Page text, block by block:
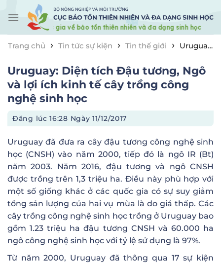
content
Trang chủ
› Tin tức sự kiện › Tin thế giới › Uruguay:
công nghệ sinh học
Uruguay: Diện tích Đậu tương, Ngô
và lợi ích kinh tế cây trồng công
nghệ sinh học
Đăng lúc16:28 Ngày 11/12/2017
Uruguay đã đưa ra cây đậu tương công nghệ sinh
học (CNSH) vào năm 2000, tiếp đó là ngô IR (Bt)
năm 2003. Năm 2016, đậu tương và ngô CNSH
được trồng trên 1,3 triệu ha. Điều này phù hợp với
một số giống khác ở các quốc gia có sự suy giảm
tổng sản lượng của hai vụ mùa là do giá thấp. Các
cây trồng công nghệ sinh học trồng ở Uruguay bao
gồm 1.23 triệu ha đậu tương CNSH và 60.000 ha
ngô công nghệ sinh học với tỷ lệ sử dụng là 97%.
Từ năm 2000, Uruguay đã thông qua 17 sự kiện